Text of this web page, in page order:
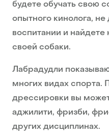
будете обучать свою
опытного кинолога,
воспитании и найдете
своей собаки.
Лабрадудли
многих видах спорта.
дрессировки вы
аджилити, фризби,
других дисциплинах.